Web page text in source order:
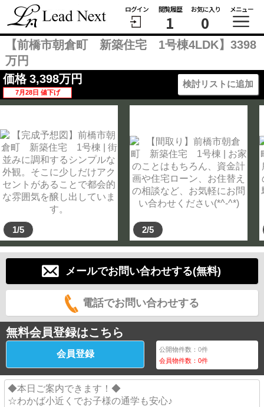
ログイン 閲覧履歴
1
お気に入り
0
メニュー
【前橋市朝倉町 新築住宅 1号棟4LDK】3398
万円
価格 3,398万円
7月28日 値下げ
検討リストに追加
1/5 2/5
メールでお問い合わせする(無料)
電話でお問い合わせする
無料会員登録はこちら
会員登録 公開物件数：0件
会員物件数：0件
◆本日ご案内できます！◆
☆わかば小近くでお子様の通学も安心♪